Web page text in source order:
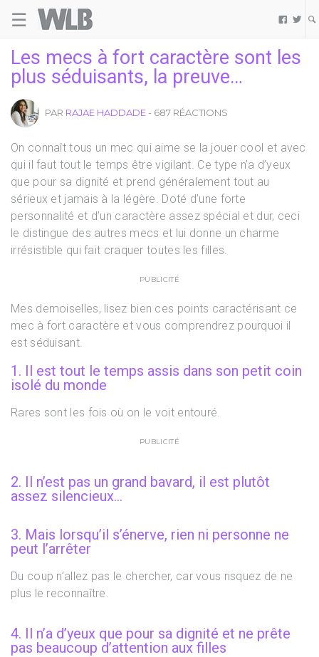
☰  
Les mecs à fort caractère sont les
plus séduisants, la preuve…
PAR RAJAE HADDADE - 687 RÉACTIONS
On connaît tous un mec qui aime se la jouer cool et avec
qui il faut tout le temps être vigilant. Ce type n’a d’yeux
que pour sa dignité et prend généralement tout au
sérieux et jamais à la légère. Doté d’une forte
personnalité et d’un caractère assez spécial et dur, ceci
le distingue des autres mecs et lui donne un charme
irrésistible qui fait craquer toutes les filles.
PUBLICITÉ
Mes demoiselles, lisez bien ces points caractérisant ce
mec à fort caractère et vous comprendrez pourquoi il
est séduisant.
1. Il est tout le temps assis dans son petit coin
isolé du monde
Rares sont les fois où on le voit entouré.
PUBLICITÉ
2. Il n’est pas un grand bavard, il est plutôt
assez silencieux…
3. Mais lorsqu’il s’énerve, rien ni personne ne
peut l’arrêter
Du coup n’allez pas le chercher, car vous risquez de ne
plus le reconnaître.
4. Il n’a d’yeux que pour sa dignité et ne prête
pas beaucoup d’attention aux filles